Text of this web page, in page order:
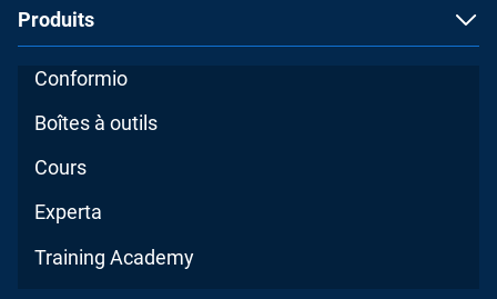
Produits
Conformio
Boîtes à outils
Cours
Experta
Training Academy